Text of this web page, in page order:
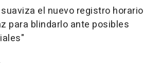
el nuevo registro horario
para blindarlo ante posibles